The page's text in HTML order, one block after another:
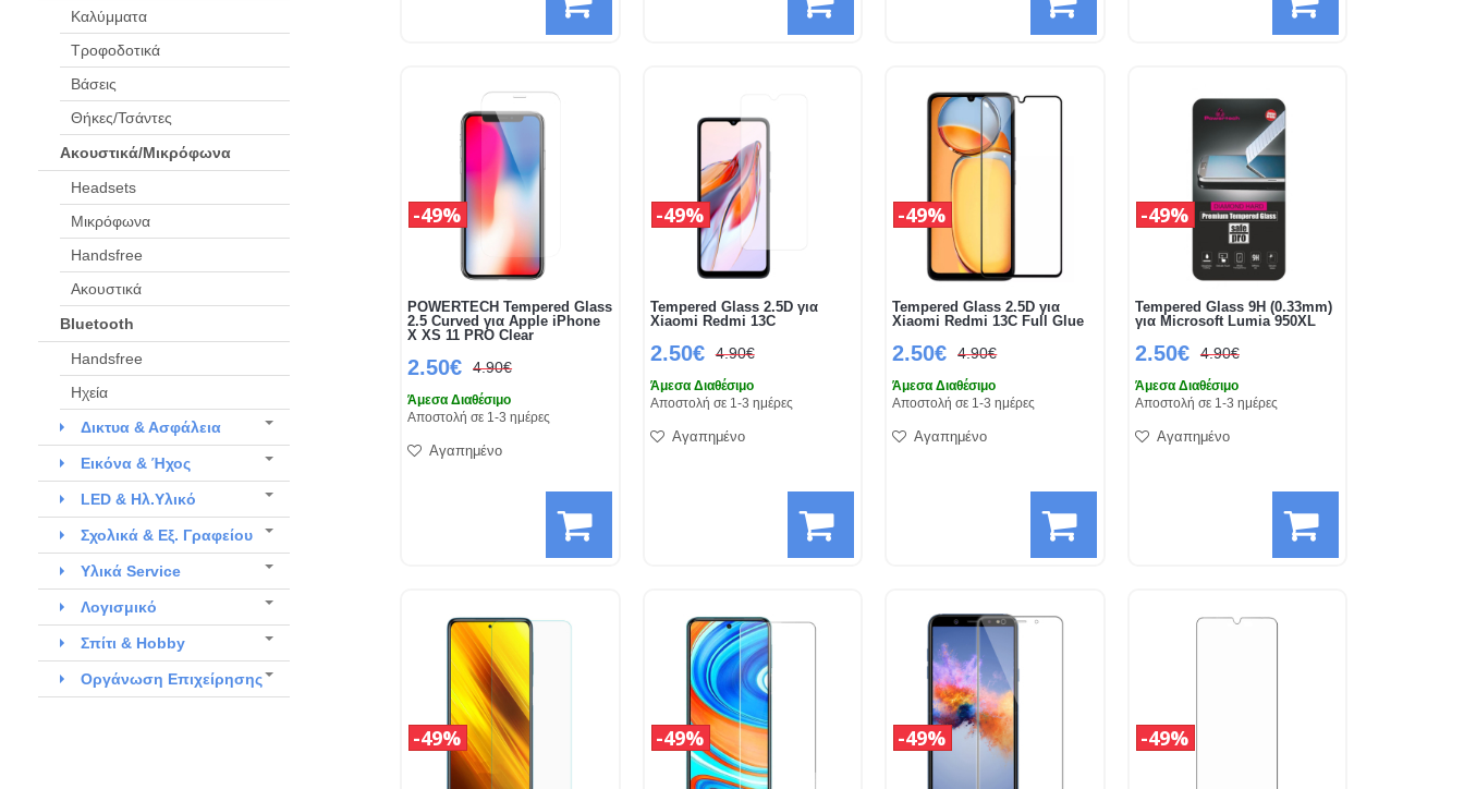
Καλύμματα
Τροφοδοτικά
Βάσεις
Θήκες/Τσάντες
Ακουστικά/Μικρόφωνα
Headsets
Μικρόφωνα
Handsfree
Ακουστικά
Bluetooth
Handsfree
Ηχεία
Δικτυα & Ασφάλεια
Εικόνα & Ήχος
LED & Ηλ.Υλικό
Σχολικά & Εξ. Γραφείου
Υλικά Service
Λογισμικό
Σπίτι & Hobby
Οργάνωση Επιχείρησης
POWERTECH Tempered Glass
2.5 Curved για Apple iPhone
X XS 11 PRO Clear
2.50€ 4.90€
49%
Άμεσα Διαθέσιμο
Αποστολή σε 1-3 ημέρες
Αγαπημένο
Tempered Glass 2.5D για
Xiaomi Redmi 13C
2.50€ 4.90€
49%
Άμεσα Διαθέσιμο
Αποστολή σε 1-3 ημέρες
Αγαπημένο
Tempered Glass 2.5D για
Xiaomi Redmi 13C Full Glue
2.50€ 4.90€
49%
Άμεσα Διαθέσιμο
Αποστολή σε 1-3 ημέρες
Αγαπημένο
Tempered Glass 9H (0.33mm)
για Microsoft Lumia 950XL
2.50€ 4.90€
49%
Άμεσα Διαθέσιμο
Αποστολή σε 1-3 ημέρες
Αγαπημένο
49% 49% 49% 49%